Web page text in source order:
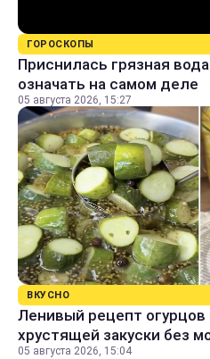
ГОРОСКОПЫ
Приснилась грязная
означать на самом деле
05 августа 2026, 15:27
ВКУСНО
Ленивый рецепт огурцов
хрустящей закуски без
05 августа 2026, 15:04